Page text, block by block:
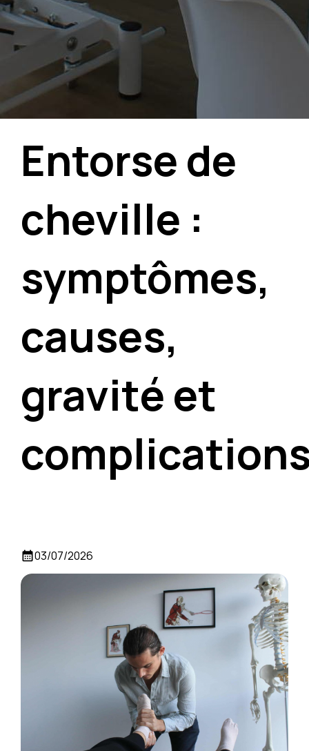
Entorse de
cheville :
symptômes,
causes,
gravité et
calendar_month03/07/2026